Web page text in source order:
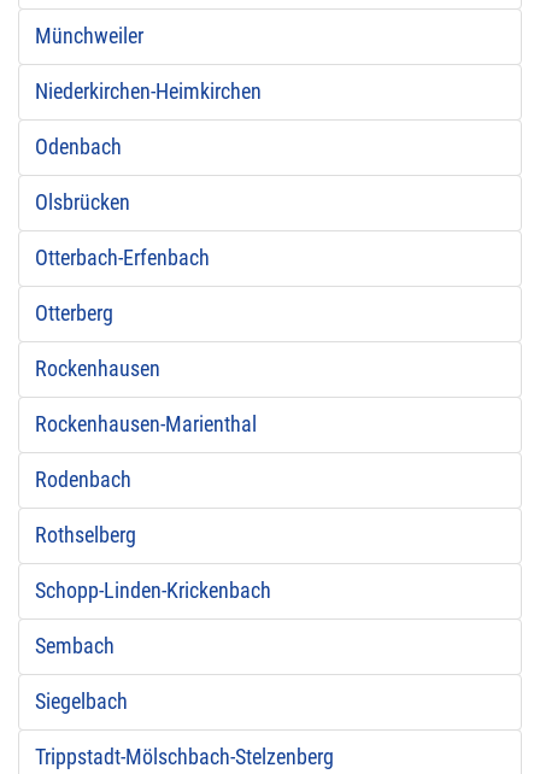
Münchweiler
Niederkirchen-Heimkirchen
Odenbach
Olsbrücken
Otterbach-Erfenbach
Otterberg
Rockenhausen
Rockenhausen-Marienthal
Rodenbach
Rothselberg
Schopp-Linden-Krickenbach
Sembach
Siegelbach
Trippstadt-Mölschbach-Stelzenberg